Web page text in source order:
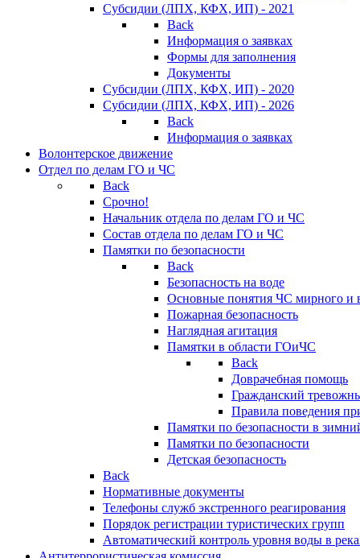
Субсидии (ЛПХ, КФХ, ИП) - 2021
Back
Информация о заявках
Формы для заполнения
Документы
Субсидии (ЛПХ, КФХ, ИП) - 2020
Субсидии (ЛПХ, КФХ, ИП) - 2026
Back
Информация о заявках
Волонтерское движение
Отдел по делам ГО и ЧС
Back
Срочно!
Начальник отдела по делам ГО и ЧС
Состав отдела по делам ГО и ЧС
Памятки по безопасности
Back
Безопасность на воде
Основные понятия ЧС мирного и
Пожарная безопасность
Наглядная агитация
Памятки в области ГОиЧС
Back
Доврачебная помощь
Гражданский
Правила поведения
Памятки по безопасности в
Памятки по безопасности
Детская безопасность
Back
Нормативные документы
Телефоны служб экстренного реагирования
Порядок регистрации туристических групп
Автоматический контроль уровня воды в